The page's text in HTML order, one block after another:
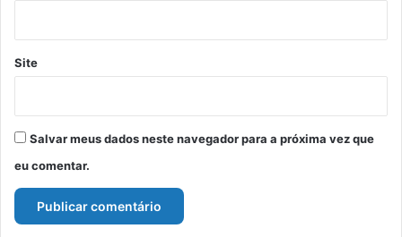
Site
Salvar meus dados neste navegador para a próxima vez que
eu comentar.